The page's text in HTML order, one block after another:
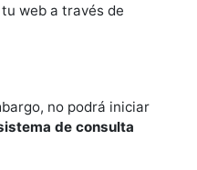
web a través de
no podrá iniciar
de consulta